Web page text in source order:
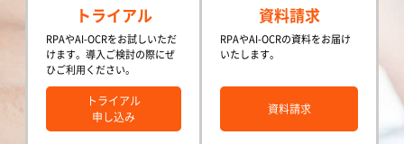
トライアル
RPAやAI-OCRをお試しいただ
けます。導入ご検討の際にぜ
ひご利用ください。
トライアル
申し込み
資料請求
RPAやAI-OCRの資料をお届け
いたします。
資料請求